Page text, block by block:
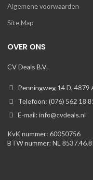
Algemene voorwaarden
Site Map
OVER ONS
CV Deals B.V.
Penningweg 14 D, 4879
Telefoon: (076) 562 18
E-mail: info@cvdeals.nl
KvK nummer: 60050756
BTW nummer: NL